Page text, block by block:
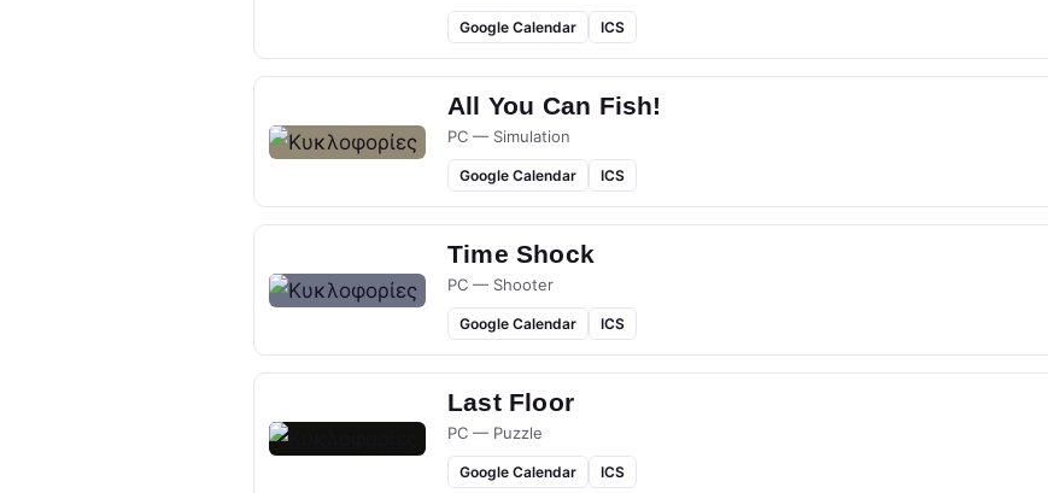
Google Calendar ICS
All You Can Fish!
PC — Simulation
Google Calendar ICS
Time Shock
PC — Shooter
Google Calendar ICS
Last Floor
PC — Puzzle
Google Calendar ICS